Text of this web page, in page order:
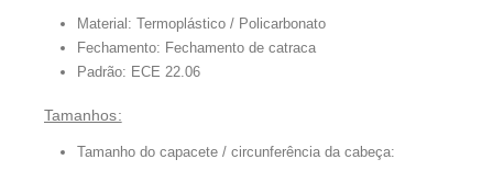
Material: Termoplástico / Policarbonato
Fechamento: Fechamento de catraca
Padrão: ECE 22.06
Tamanhos:
Tamanho do capacete / circunferência da cabeça: